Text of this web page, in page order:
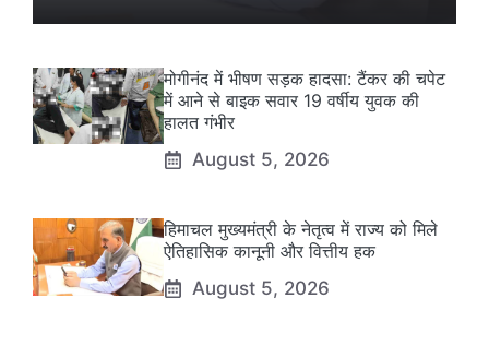
मोगीनंद में भीषण सड़क हादसा: टैंकर की चपेट
में आने से बाइक सवार 19 वर्षीय युवक की
हालत गंभीर
August 5, 2026
हिमाचल मुख्यमंत्री के नेतृत्व में राज्य को मिले
ऐतिहासिक कानूनी और वित्तीय हक
August 5, 2026